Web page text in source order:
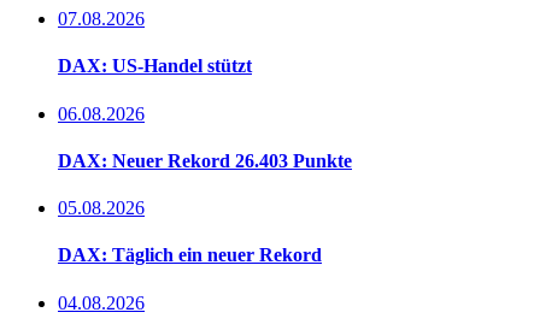
07.08.2026
DAX: US-Handel stützt
06.08.2026
DAX: Neuer Rekord 26.403 Punkte
05.08.2026
DAX: Täglich ein neuer Rekord
04.08.2026